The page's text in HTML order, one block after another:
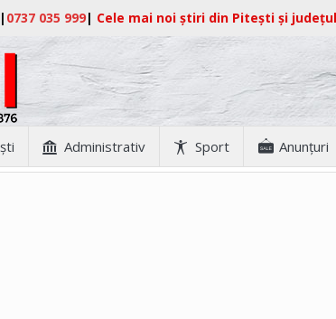
| 0737 035 999| Cele mai noi știri din Pitești și
Administrativ Sport Anunţuri